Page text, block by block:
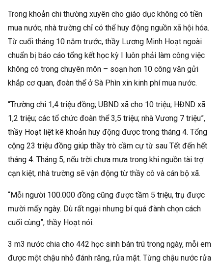
Trong khoản chi thường xuyên cho giáo dục không có tiền
mua nước, nhà trường chỉ có thể huy động nguồn xã hội hóa.
Từ cuối tháng 10 năm trước, thầy Lương Minh Hoạt ngoài
chuẩn bị báo cáo tổng kết học kỳ I luôn phải làm công việc
không có trong chuyên môn – soạn hơn 10 công văn gửi
khắp cơ quan, đoàn thể ở Sà Phìn xin kinh phí mua nước.
“Trường chi 1,4 triệu đồng; UBND xã cho 10 triệu; HĐND xã
1,2 triệu; các tổ chức đoàn thể 3,5 triệu; nhà Vương 7 triệu”,
thầy Hoạt liệt kê khoản huy động được trong tháng 4. Tổng
cộng 23 triệu đồng giúp thầy trò cầm cự từ sau Tết đến hết
tháng 4. Tháng 5, nếu trời chưa mưa trong khi nguồn tài trợ
cạn kiệt, nhà trường sẽ vận động từ thầy cô và cán bộ xã.
“Mỗi người 100.000 đồng cũng được tầm 5 triệu, trụ được
mười mấy ngày. Dù rất ngại nhưng bí quá đành chọn cách
cuối cùng”, thầy Hoạt nói.
3 m3 nước chia cho 442 học sinh bán trú trong ngày, mỗi em
được một chậu nhỏ đánh răng, rửa mặt. Từng chậu nước rửa